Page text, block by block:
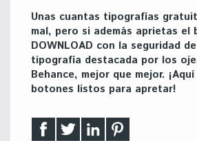
Unas cuantas tipografías
mal, pero si además aprietas el
DOWNLOAD con la seguridad
tipografía destacada por los
Behance, mejor que mejor.
botones listos para apretar!